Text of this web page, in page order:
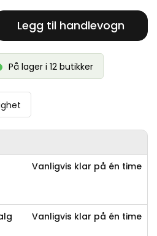
Legg til handlevogn
På lager i 12 butikker
Vanligvis klar på én time
Vanligvis klar på én time